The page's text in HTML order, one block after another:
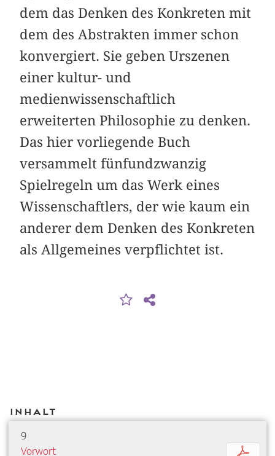
dem das Denken des Konkreten mit
dem des Abstrakten immer schon
konvergiert. Sie geben Urszenen
einer kultur- und
medienwissenschaftlich
erweiterten Philosophie zu denken.
Das hier vorliegende Buch
versammelt fünfundzwanzig
Spielregeln um das Werk eines
Wissenschaftlers, der wie kaum ein
anderer dem Denken des Konkreten
als Allgemeines verpflichtet ist.
Inhalt
9
Vorwort
p